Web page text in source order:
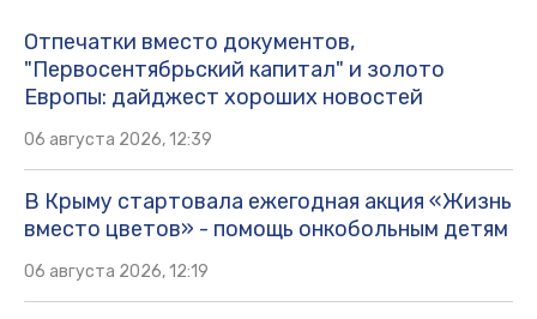
Отпечатки вместо документов,
"Первосентябрьский капитал" и золото
Европы: дайджест хороших новостей
06 августа 2026, 12:39
В Крыму стартовала ежегодная акция «Жизнь
вместо цветов» - помощь онкобольным детям
06 августа 2026, 12:19